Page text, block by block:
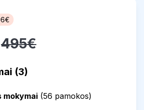
495€
(3)
mokymai (56 pamokos)